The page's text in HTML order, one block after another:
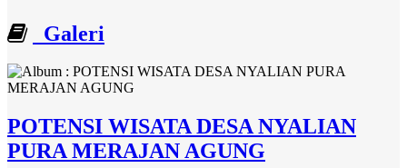
Galeri
POTENSI WISATA DESA NYALIAN
PURA MERAJAN AGUNG